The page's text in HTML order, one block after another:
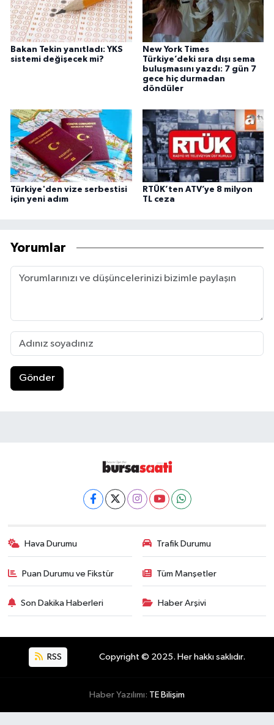
Bakan Tekin yanıtladı: YKS
sistemi değişecek mi?
New York Times
Türkiye’deki sıra dışı sema
buluşmasını yazdı: 7 gün 7
gece hiç durmadan
döndüler
Türkiye'den vize serbestisi
için yeni adım
RTÜK’ten ATV’ye 8 milyon
TL ceza
Yorumlar
Gönder
Hava Durumu Trafik Durumu
Puan Durumu ve Fikstür Tüm Manşetler
Son Dakika Haberleri Haber Arşivi
RSS Copyright © 2025. Her hakkı saklıdır.
Haber Yazılımı: TE Bilişim